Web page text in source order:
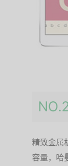
精致金属
容量，哈